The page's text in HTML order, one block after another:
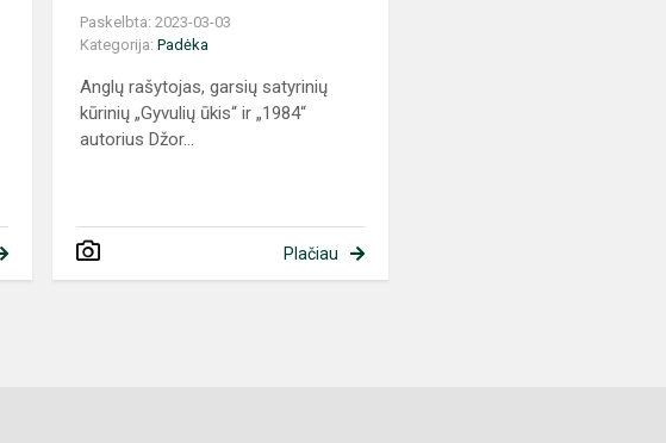
Paskelbta: 2023-03-03
Kategorija:Padėka
Anglų rašytojas, garsių satyrinių
kūrinių „Gyvulių ūkis“ ir „1984“
autorius Džor...
Plačiau